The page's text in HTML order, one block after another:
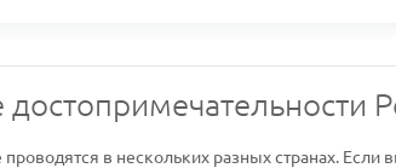
достопримечательности
в нескольких разных странах. Если